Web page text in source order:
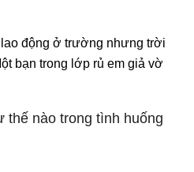
động ở trường nhưng trời
bạn trong lớp rủ em giả vờ
thế nào trong tình huống